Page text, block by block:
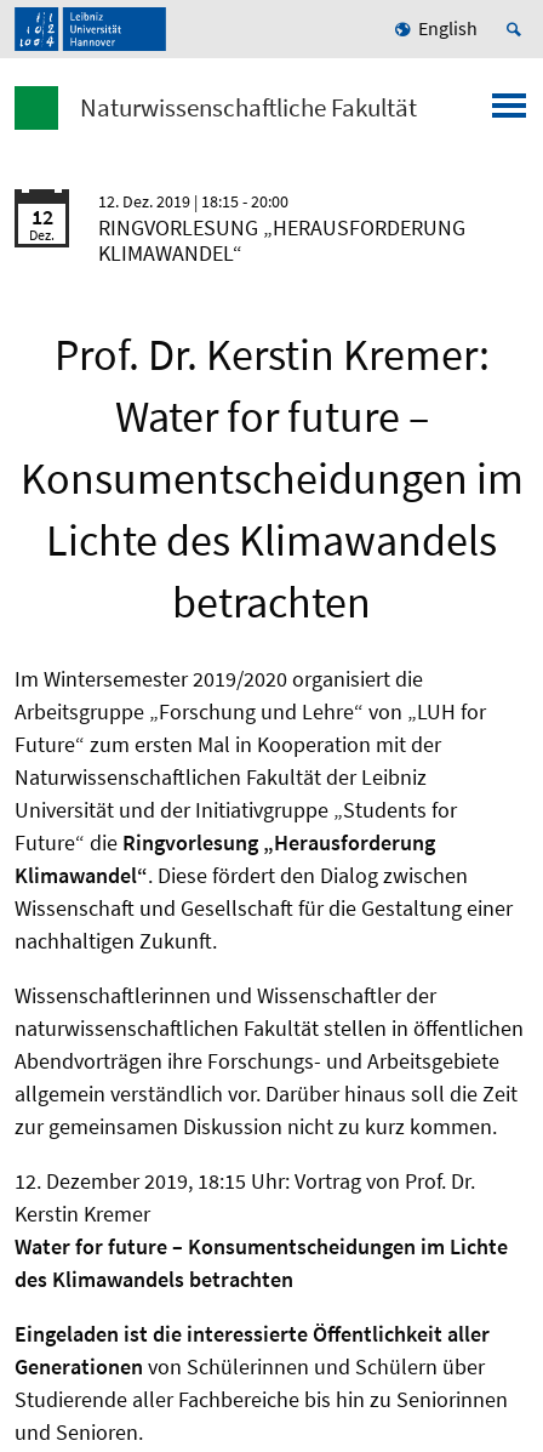
English
Naturwissenschaftliche Fakultät
12
Dez.
12. Dez. 2019 | 18:15 - 20:00
RINGVORLESUNG „HERAUSFORDERUNG
KLIMAWANDEL“
Prof. Dr. Kerstin Kremer:
Water for future –
Konsumentscheidungen im
Lichte des Klimawandels
betrachten
Im Wintersemester 2019/2020 organisiert die
Arbeitsgruppe „Forschung und Lehre“ von „LUH for
Future“ zum ersten Mal in Kooperation mit der
Naturwissenschaftlichen Fakultät der Leibniz
Universität und der Initiativgruppe „Students for
Future“ die Ringvorlesung „Herausforderung
Klimawandel“. Diese fördert den Dialog zwischen
Wissenschaft und Gesellschaft für die Gestaltung einer
nachhaltigen Zukunft.
Wissenschaftlerinnen und Wissenschaftler der
naturwissenschaftlichen Fakultät stellen in öffentlichen
Abendvorträgen ihre Forschungs- und Arbeitsgebiete
allgemein verständlich vor. Darüber hinaus soll die Zeit
zur gemeinsamen Diskussion nicht zu kurz kommen.
12. Dezember 2019, 18:15 Uhr: Vortrag von Prof. Dr.
Kerstin Kremer
Water for future – Konsumentscheidungen im Lichte
des Klimawandels betrachten
Eingeladen ist die interessierte Öffentlichkeit aller
Generationen von Schülerinnen und Schülern über
Studierende aller Fachbereiche bis hin zu Seniorinnen
und Senioren.